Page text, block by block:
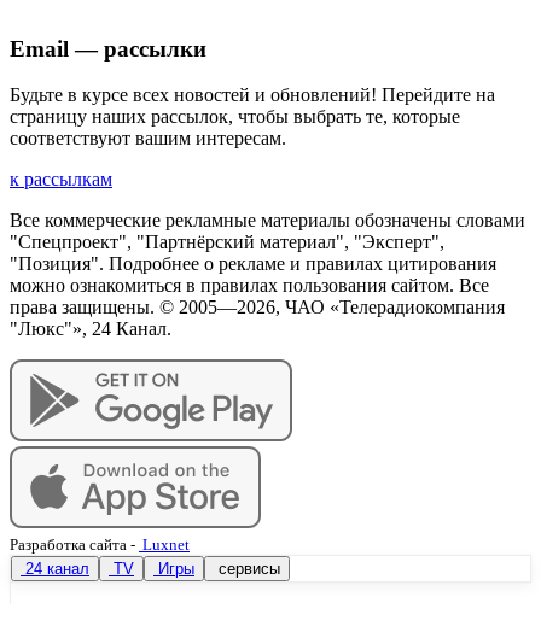
Email — рассылки
Будьте в курсе всех новостей и обновлений! Перейдите на
страницу наших рассылок, чтобы выбрать те, которые
соответствуют вашим интересам.
к рассылкам
Все коммерческие рекламные материалы обозначены словами
"Спецпроект", "Партнёрский материал", "Эксперт",
"Позиция". Подробнее о рекламе и правилах цитирования
можно ознакомиться в правилах пользования сайтом. Все
права защищены. © 2005—2026, ЧАО «Телерадиокомпания
"Люкс"», 24 Канал.
Разработка сайта - Luxnet
24 канал
TV Игры сервисы